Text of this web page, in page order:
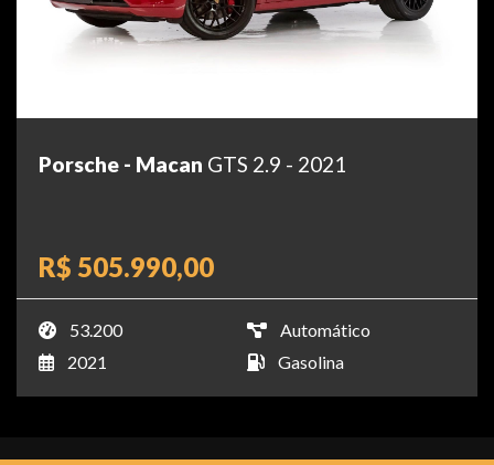
Porsche - Macan GTS 2.9 - 2021
R$ 505.990,00
53.200
Automático
2021
Gasolina